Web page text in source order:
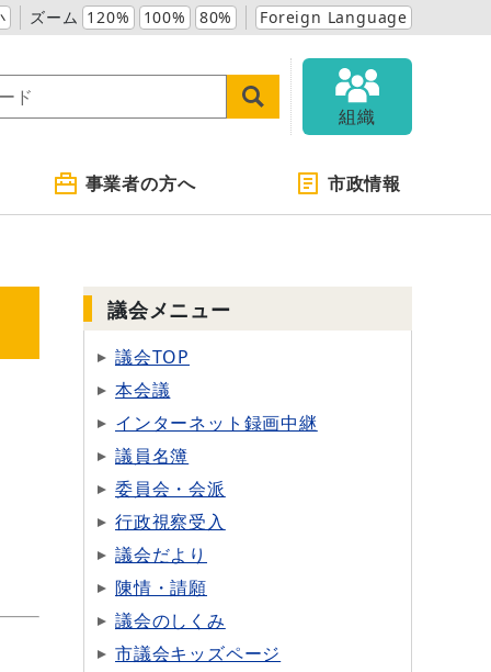
ズーム 120% 100% 80% Foreign Language
組織
事業者の方へ 市政情報
議会メニュー
議会TOP
本会議
インターネット録画中継
議員名簿
委員会・会派
行政視察受入
議会だより
陳情・請願
議会のしくみ
市議会キッズページ